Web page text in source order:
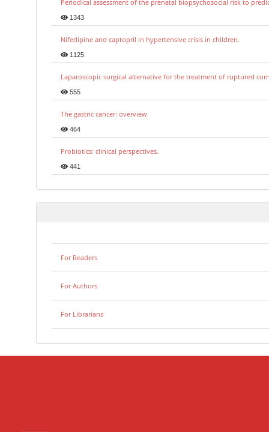
Periodical assessment of the prenatal biopsychosocial risk to
1343
Nifedipine and captopril in hypertensive crisis in children.
1125
Laparoscopic surgical alternative for the treatment of ruptured
555
The gastric cancer: overview
464
Probiotics: clinical perspectives.
441
For Readers
For Authors
For Librarians